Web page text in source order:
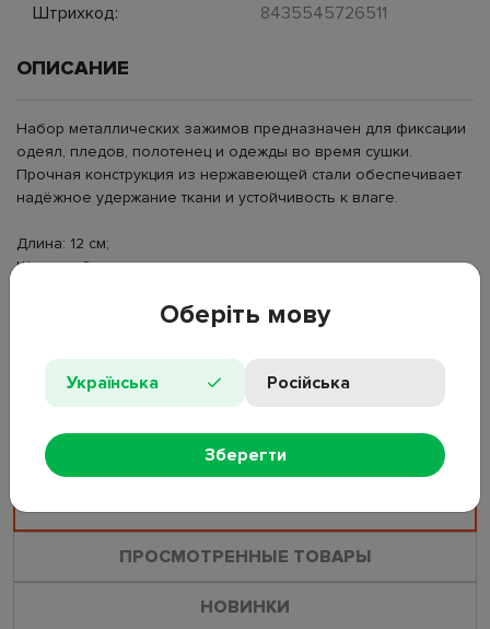
Штрихкод:
8435545726511
ОПИСАНИЕ
Набор металлических зажимов предназначен для фиксации
одеял, пледов, полотенец и одежды во время сушки.
Прочная конструкция из нержавеющей стали обеспечивает
надёжное удержание ткани и устойчивость к влаге.
Длина: 12 см;
Ширина: 2 см;
Материал: нержавеющая сталь;
ОСТАВИТЬ ОТЗЫВ
ПРОСМОТРЕННЫЕ ТОВАРЫ
НОВИНКИ
Оберіть мову
Українська Російська
Зберегти